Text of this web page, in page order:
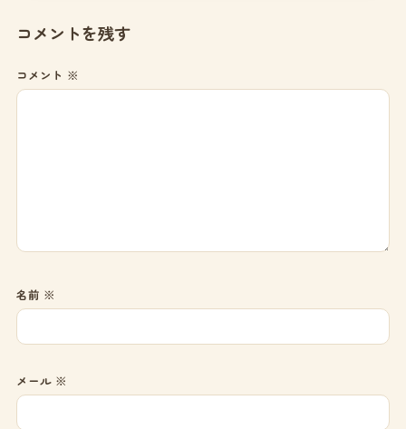
コメントを残す
コメント ※
名前 ※
メール ※